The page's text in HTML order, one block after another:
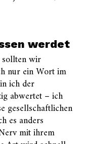
werdet
sollten wir
nur ein Wort im
ich der
abwertet – ich
gesellschaftlichen
es anders
mit ihrem